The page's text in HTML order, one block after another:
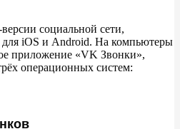
версии социальной сети,
iOS и Android. На компьютеры
приложение «VK Звонки»,
операционных систем: